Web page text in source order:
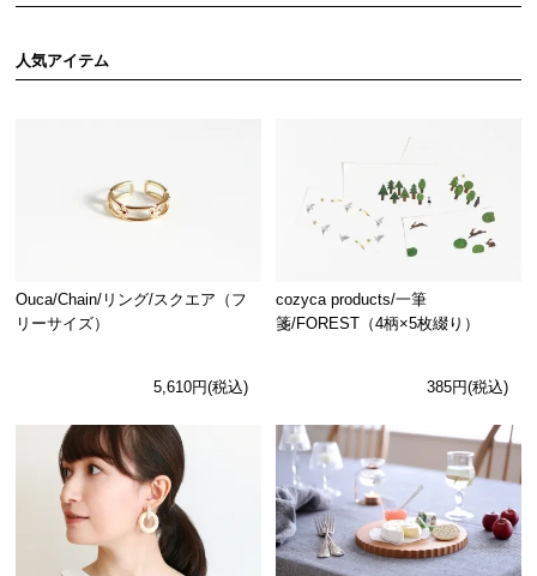
人気アイテム
Ouca/Chain/リング/スクエア（フ
リーサイズ）
5,610円(税込)
cozyca products/一筆
箋/FOREST（4柄×5枚綴り）
385円(税込)